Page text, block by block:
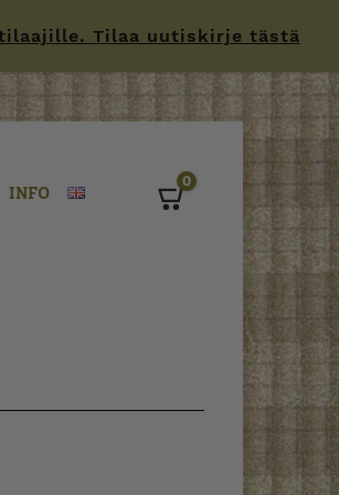
Tilaa uutiskirje tästä
INFO
0